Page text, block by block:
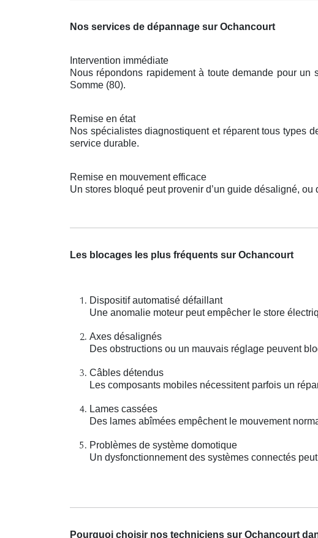
Nos services de dépannage sur Ochancourt
Intervention immédiate
Nous répondons rapidement à toute demande pour
Somme (80).
Remise en état
Nos spécialistes diagnostiquent et réparent tous types
service durable.
Remise en mouvement efficace
Un stores bloqué peut provenir d’un guide désaligné,
Les blocages les plus fréquents sur Ochancourt
Dispositif automatisé défaillant
Une anomalie moteur peut empêcher le store
Axes désalignés
Des obstructions ou un mauvais réglage peuvent
Câbles détendus
Les composants mobiles nécessitent parfois un
Lames cassées
Des lames abîmées empêchent le mouvement
Problèmes de système domotique
Un dysfonctionnement des systèmes connectés
Pourquoi choisir nos techniciens sur Ochancourt